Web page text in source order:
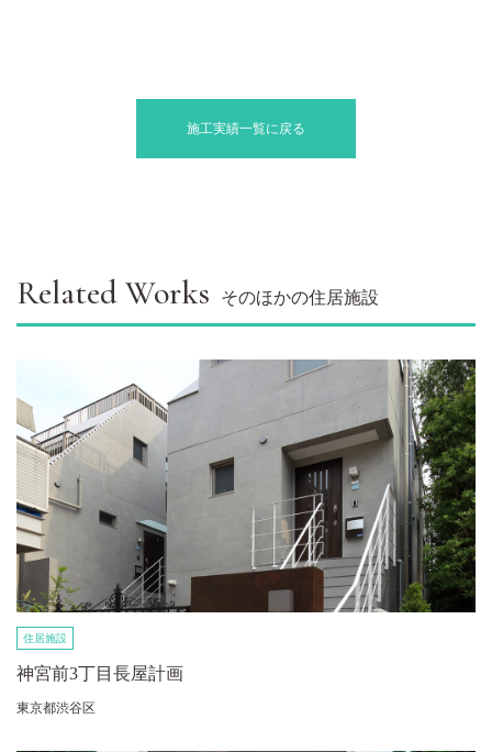
施工実績一覧に戻る
Related Works そのほかの住居施設
住居施設
神宮前3丁目長屋計画
東京都渋谷区